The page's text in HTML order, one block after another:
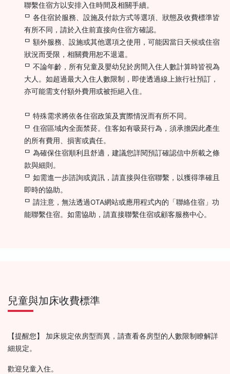
聯繫住宿方以安排入住時間及相關手續。
ᄆ 各住宿於服務、設施及付款方式等選項、狀態及收費標準皆
有所不同，請於入住前直接向住宿方確認。
ᄆ 額外服務、設施或其他選項之使用，可能因當日天候或住宿
狀況而受限，相關費用恕不退還。
ᄆ 不論年齡，所有兒童及嬰幼兒於房間入住人數計算時皆視為
大人。如超過最大入住人數限制，即使透過線上旅行社預訂，
亦可能需支付額外費用或被拒絕入住。
ᄆ 特殊需求將依各住宿政策及實際情況而有所不同。
ᄆ 住宿區域內全面禁菸。住客如有吸菸行為，須承擔因此產生
的所有費用、損害或責任。
ᄆ 為確保住宿順利且舒適，建議您詳閱預訂確認信中所載之條
款與細則。
ᄆ 如需進一步諮詢或資訊，請直接與住宿聯繫，以獲得準確且
即時的協助。
ᄆ 請注意，無法透過OTA網站或應用程式內的「聯絡住宿」功
能聯繫住宿。如需協助，請直接聯繫住宿或顧客服務中心。
兒童與加床收費標準
【提醒您】 加床規定依房型而異，請查看各房型的人數限制瞭解詳
細規定。
歡迎兒童入住。